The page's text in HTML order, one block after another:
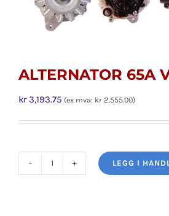
ALTERNATOR 65A
kr3,193.75 (ex mva: kr 2,555.00)
ALTERNATOR
LEGG I